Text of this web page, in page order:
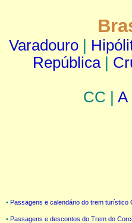
Varadouro|
República|
CC | A
• Passagens e calendário do trem turístico
• Passagens e descontos do Trem do